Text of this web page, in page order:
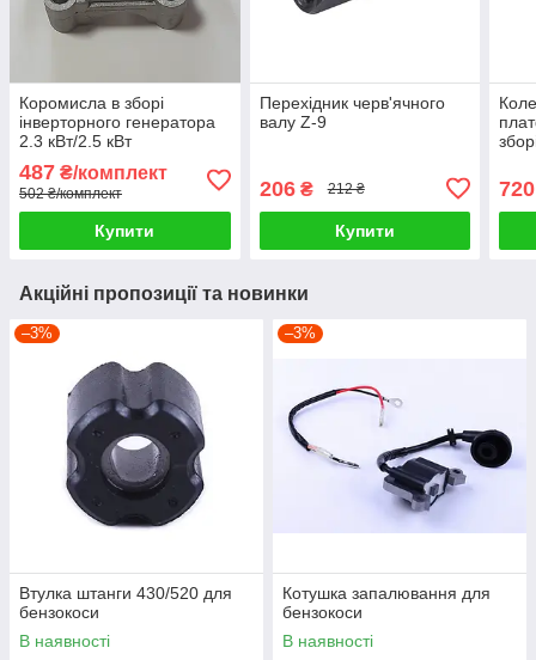
Коромисла в зборі
інверторного генератора
2.3 кВт/2.5 кВт
487 ₴/комплект
502 ₴/комплект
Купити
Перехідник черв'ячного
валу Z-9
206₴ 212 ₴
Купити
720
Акційні пропозиції та новинки
–3%
Втулка штанги 430/520 для
бензокоси
В наявності
–3%
Котушка запалювання для
бензокоси
В наявності